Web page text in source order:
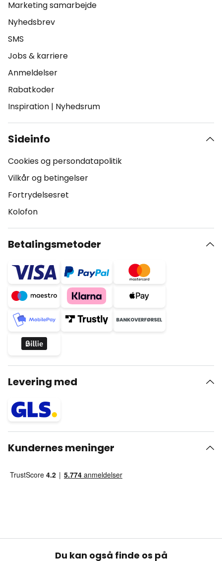
Marketing samarbejde
Nyhedsbrev
SMS
Jobs & karriere
Anmeldelser
Rabatkoder
Inspiration | Nyhedsrum
Sideinfo
Cookies og persondatapolitik
Vilkår og betingelser
Fortrydelsesret
Kolofon
Betalingsmetoder
Levering med
Kundernes meninger
Du kan også finde os på